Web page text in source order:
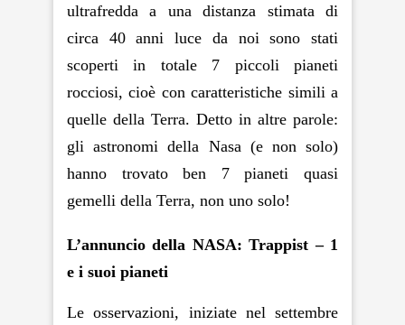
ultrafredda a una distanza stimata di
circa 40 anni luce da noi sono stati
scoperti in totale 7 piccoli pianeti
rocciosi, cioè con caratteristiche simili a
quelle della Terra. Detto in altre parole:
gli astronomi della Nasa (e non solo)
hanno trovato ben 7 pianeti quasi
gemelli della Terra, non uno solo!
L’annuncio della NASA: Trappist – 1
e i suoi pianeti
Le osservazioni, iniziate nel settembre